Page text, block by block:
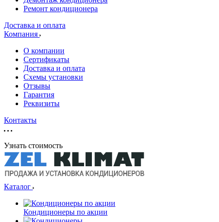
Ремонт кондиционера
Доставка и оплата
Компания
О компании
Сертификаты
Доставка и оплата
Схемы установки
Отзывы
Гарантия
Реквизиты
Контакты
Узнать стоимость
Каталог
Кондиционеры по акции